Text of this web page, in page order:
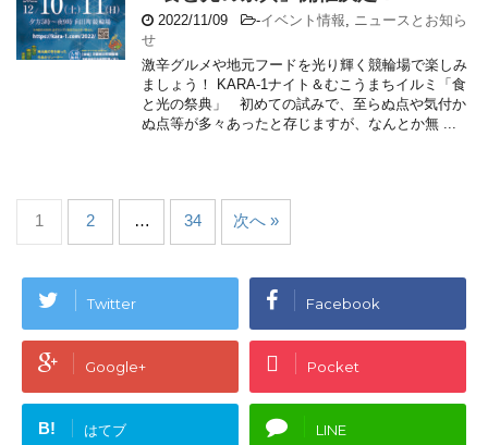
2022/11/09 -イベント情報, ニュースとお知ら
せ
激辛グルメや地元フードを光り輝く競輪場で楽しみ
ましょう！ KARA-1ナイト＆むこうまちイルミ「食
と光の祭典」 初めての試みで、至らぬ点や気付か
ぬ点等が多々あったと存じますが、なんとか無 ...
1 2 … 34 次へ »
Twitter Facebook
Google+ Pocket
B! はてブ LINE